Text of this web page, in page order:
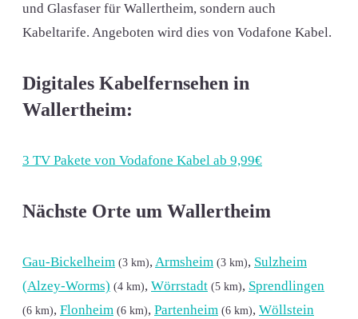
und Glasfaser für Wallertheim, sondern auch
Kabeltarife. Angeboten wird dies von Vodafone Kabel.
Digitales Kabelfernsehen in
Wallertheim:
3 TV Pakete von Vodafone Kabel ab 9,99€
Nächste Orte um Wallertheim
Gau-Bickelheim (3 km), Armsheim (3 km), Sulzheim
(Alzey-Worms) (4 km), Wörrstadt (5 km), Sprendlingen
(6 km), Flonheim (6 km), Partenheim (6 km), Wöllstein